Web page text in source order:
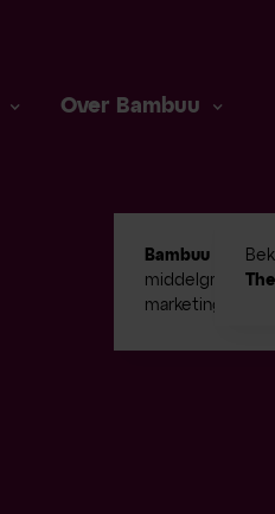
Over Bambuu
Bambuu #2
in
middelgroot